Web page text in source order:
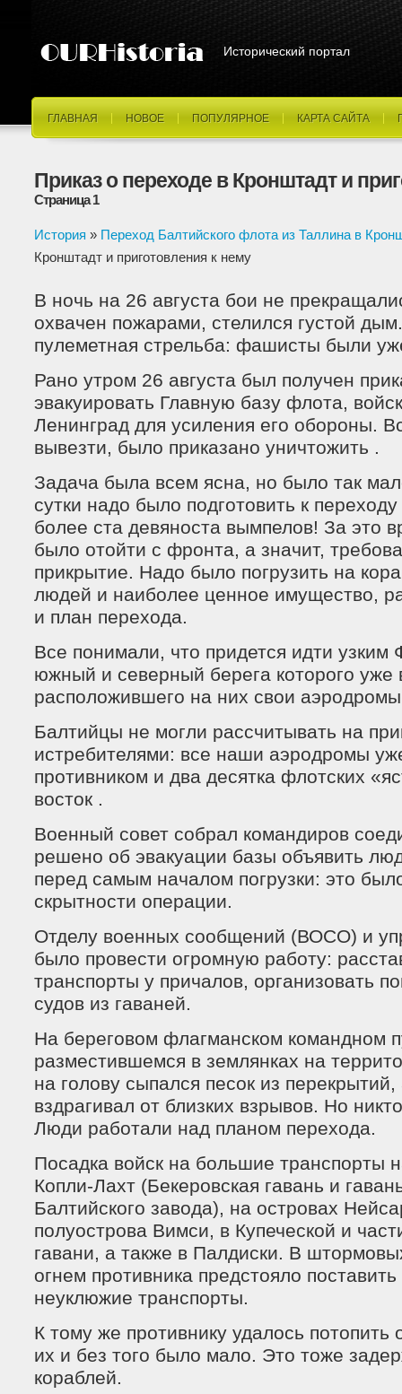
Исторический портал
ГЛАВНАЯ НОВОЕ ПОПУЛЯРНОЕ КАРТА САЙТА
Приказ о переходе в Кронштадт и
Страница 1
История » Переход Балтийского флота из Таллина в
Кронштадт и приготовления к нему
В ночь на 26 августа бои не
охвачен пожарами, стелился густой
пулеметная стрельба: фашисты были
Рано утром 26 августа был получен
эвакуировать Главную базу флота,
Ленинград для усиления его обороны.
вывезти, было приказано уничтожить .
Задача была всем ясна, но было так
сутки надо было подготовить к
более ста девяноста вымпелов! За это
было отойти с фронта, а значит,
прикрытие. Надо было погрузить на
людей и наиболее ценное имущество,
и план перехода.
Все понимали, что придется идти узким
южный и северный берега которого уже
расположившего на них свои
Балтийцы не могли рассчитывать на
истребителями: все наши аэродромы
противником и два десятка флотских
восток .
Военный совет собрал командиров
решено об эвакуации базы объявить
перед самым началом погрузки: это
скрытности операции.
Отделу военных сообщений (ВОСО) и
было провести огромную работу:
транспорты у причалов, организовать
судов из гаваней.
На береговом флагманском командном
разместившемся в землянках на
на голову сыпался песок из
вздрагивал от близких взрывов. Но
Люди работали над планом перехода.
Посадка войск на большие транспорты
Копли-Лахт (Бекеровская гавань и
Балтийского завода), на островах
полуострова Вимси, в Купеческой и
гавани, а также в Палдиски. В
огнем противника предстояло
неуклюжие транспорты.
К тому же противнику удалось
их и без того было мало. Это тоже
кораблей.